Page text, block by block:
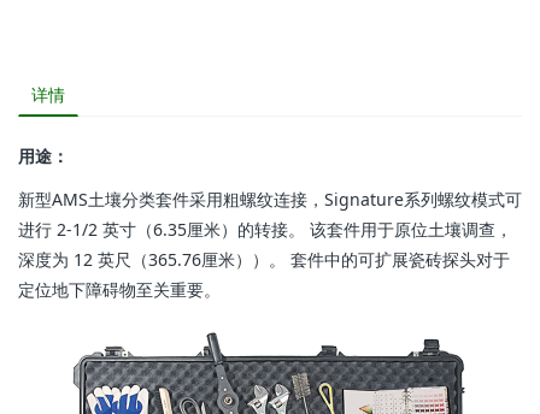
详情
用途：
新型AMS土壤分类套件采用粗螺纹连接，Signature系列螺纹模式可
进行 2-1/2 英寸（6.35厘米）的转接。 该套件用于原位土壤调查，
深度为 12 英尺（365.76厘米））。 套件中的可扩展瓷砖探头对于
定位地下障碍物至关重要。